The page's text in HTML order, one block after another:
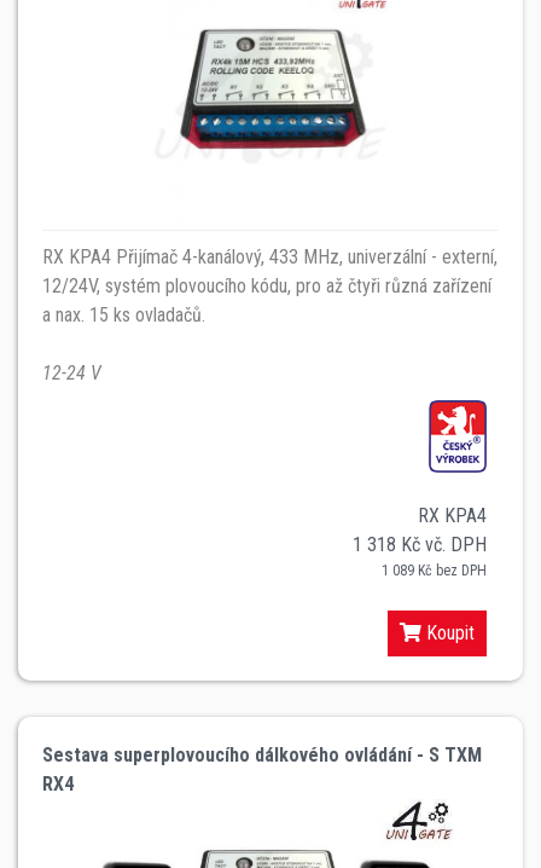
RX KPA4 Přijímač 4-kanálový, 433 MHz, univerzální - externí,
12/24V, systém plovoucího kódu, pro až čtyři různá zařízení
a nax. 15 ks ovladačů.
12-24 V
RX KPA4
1 318 Kč vč. DPH
1 089 Kč bez DPH
Koupit
Sestava superplovoucího dálkového ovládání - S TXM
RX4